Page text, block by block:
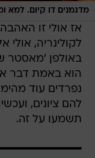
מדגמנים דו קיום. למא
אז אולי זו
לקולינריה, אולי
באולפן 'מאסטר
הוא באמת דבר
נפרדים עוד
להם ציונים,
תשמעו על זה.